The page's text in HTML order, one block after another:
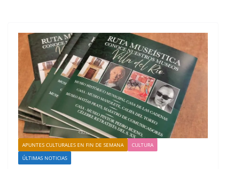
APUNTES CULTURALES EN FIN DE SEMANA
CULTURA
ÚLTIMAS NOTICIAS